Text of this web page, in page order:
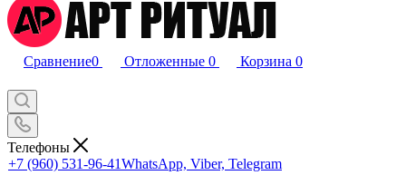
Сравнение0 Отложенные 0 Корзина 0
Телефоны
+7 (960) 531-96-41WhatsApp, Viber, Telegram